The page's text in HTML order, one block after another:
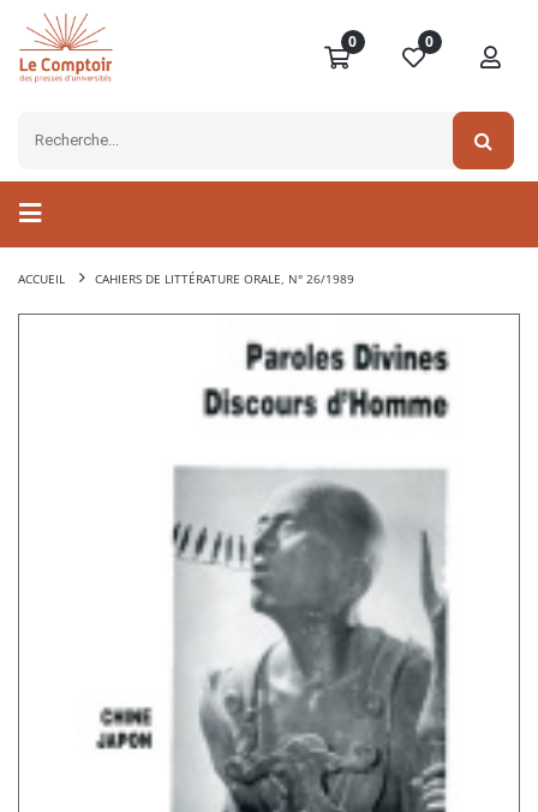
0 0
ACCUEIL CAHIERS DE LITTÉRATURE ORALE, N° 26/1989